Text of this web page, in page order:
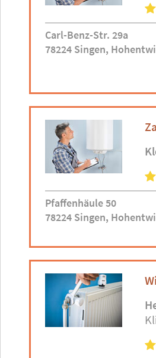
Carl-Benz-Str. 29a
78224 Singen,
Pfaffenhäule 50
78224 Singen,